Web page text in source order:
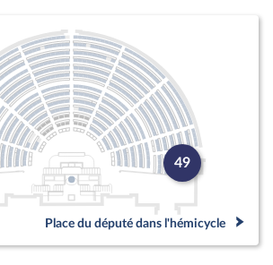
49
Place du député dans l'hémicycle